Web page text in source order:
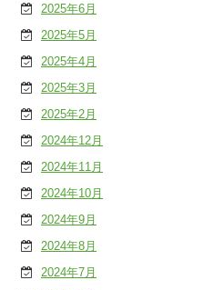
2025年6月
2025年5月
2025年4月
2025年3月
2025年2月
2024年12月
2024年11月
2024年10月
2024年9月
2024年8月
2024年7月